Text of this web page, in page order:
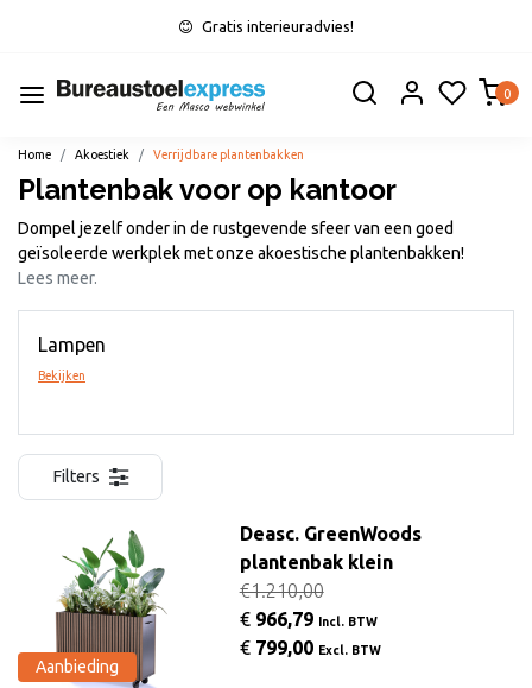
Gratis interieuradvies!
0
Home Akoestiek Verrijdbare plantenbakken
Plantenbak voor op kantoor
Dompel jezelf onder in de rustgevende sfeer van een goed
geïsoleerde werkplek met onze akoestische plantenbakken!
Lees meer.
Lampen
Bekijken
Filters
Aanbieding
Deasc. GreenWoods
plantenbak klein
€1.210,00
€ 966,79 Incl. BTW
€ 799,00 Excl. BTW